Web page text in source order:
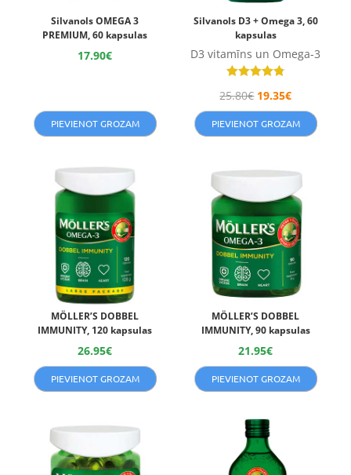
Silvanols OMEGA 3
PREMIUM, 60 kapsulas
17.90€
PIEVIENOT GROZAM
Silvanols D3 + Omega 3, 60
kapsulas
D3 vitamīns un Omega-3
ar
4.80
no 5
25.80€ 19.35€
PIEVIENOT GROZAM
MÖLLER’S DOBBEL
IMMUNITY, 120 kapsulas
26.95€
PIEVIENOT GROZAM
MÖLLER’S DOBBEL
IMMUNITY, 90 kapsulas
21.95€
PIEVIENOT GROZAM